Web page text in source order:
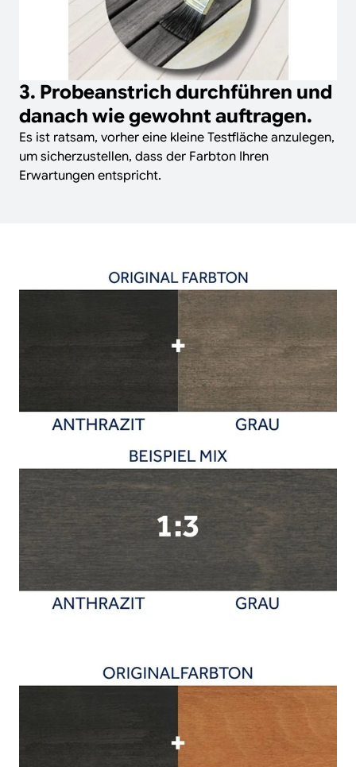
3. Probeanstrich durchführen und
danach wie gewohnt auftragen.
Es ist ratsam, vorher eine kleine Testfläche anzulegen,
um sicherzustellen, dass der Farbton Ihren
Erwartungen entspricht.